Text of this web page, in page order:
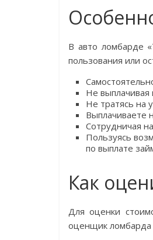
В авто ломбарде
пользования или
Не
Не тратясь на
Выплачиваете
Сотрудничая
Пользуясь
по выплате
Как
Для оценки
оценщик ломбарда